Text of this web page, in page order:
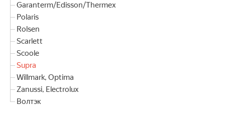
Garanterm/Edisson/Thermex
Polaris
Rolsen
Scarlett
Scoole
Supra
Willmark, Optima
Zanussi, Electrolux
Волтэк